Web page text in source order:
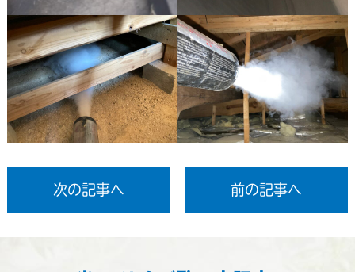
次の記事へ 前の記事へ